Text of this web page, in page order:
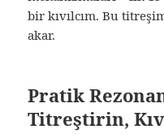
bir kıvılcım. Bu
akar.
Pratik
Titreştirin,